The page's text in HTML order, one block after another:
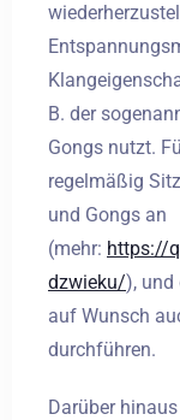
B. der
Gongs nutzt.
regelmäßig
und Gongs an
(mehr: https://
dzwieku/), und
auf Wunsch
durchführen.
Darüber